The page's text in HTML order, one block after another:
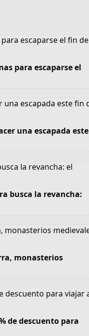
para escaparse el
una escapada este
busca la revancha:
monasterios
de descuento para